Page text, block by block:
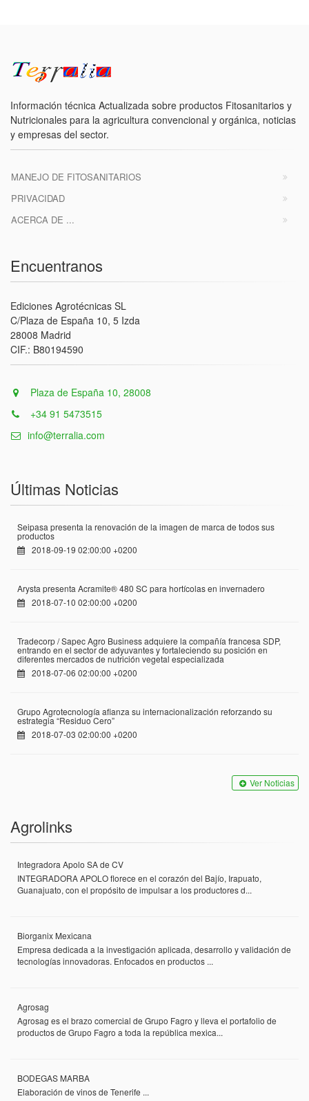
Información técnica Actualizada sobre productos Fitosanitarios y
Nutricionales para la agricultura convencional y orgánica, noticias
y empresas del sector.
MANEJO DE FITOSANITARIOS
PRIVACIDAD
ACERCA DE ...
Encuentranos
Ediciones Agrotécnicas SL
C/Plaza de España 10, 5 Izda
28008 Madrid
CIF.: B80194590
Plaza de España 10, 28008
+34 91 5473515
info@terralia.com
Últimas Noticias
Seipasa presenta la renovación de la imagen de marca de todos sus
productos
2018-09-19 02:00:00 +0200
Arysta presenta Acramite® 480 SC para hortícolas en invernadero
2018-07-10 02:00:00 +0200
Tradecorp / Sapec Agro Business adquiere la compañía francesa SDP,
entrando en el sector de adyuvantes y fortaleciendo su posición en
diferentes mercados de nutrición vegetal especializada
2018-07-06 02:00:00 +0200
Grupo Agrotecnología afianza su internacionalización reforzando su
estrategia “Residuo Cero”
2018-07-03 02:00:00 +0200
Ver Noticias
Agrolinks
Integradora Apolo SA de CV
INTEGRADORA APOLO florece en el corazón del Bajío, Irapuato,
Guanajuato, con el propósito de impulsar a los productores d...
Biorganix Mexicana
Empresa dedicada a la investigación aplicada, desarrollo y validación de
tecnologías innovadoras. Enfocados en productos ...
Agrosag
Agrosag es el brazo comercial de Grupo Fagro y lleva el portafolio de
productos de Grupo Fagro a toda la república mexica...
BODEGAS MARBA
Elaboración de vinos de Tenerife ...